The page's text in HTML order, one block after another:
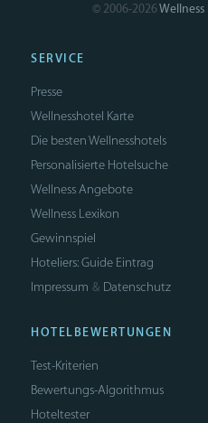
© 2006-2026
SERVICE
Presse
Wellnesshotel Karte
Die besten Wellnesshotels
Personalisierte Hotelsuche
Wellness Angebote
Wellness Lexikon
Gewinnspiel
Hoteliers: Guide Eintrag
Impressum & Datenschutz
HOTELBEWERTUNGEN
Test-Kriterien
Bewertungs-Algorithmus
Hoteltester